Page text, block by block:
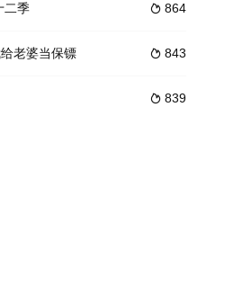
《人渣反派自救系统》...
日完成制作工作，于2009年8月1日在央视强
 864
二季
 843
老婆当保镖
 839